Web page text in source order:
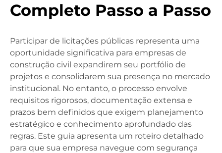
Completo Passo a Passo
Participar de licitações públicas representa uma
oportunidade significativa para empresas de
construção civil expandirem seu portfólio de
projetos e consolidarem sua presença no mercado
institucional. No entanto, o processo envolve
requisitos rigorosos, documentação extensa e
prazos bem definidos que exigem planejamento
estratégico e conhecimento aprofundado das
regras. Este guia apresenta um roteiro detalhado
para que sua empresa navegue com segurança